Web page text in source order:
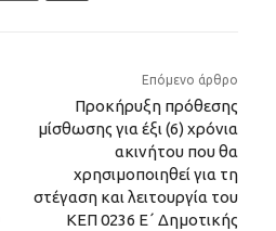
Επόμενο άρθρο
Προκήρυξη πρόθεσης
μίσθωσης για έξι (6) χρόνια
ακινήτου που θα
χρησιμοποιηθεί για τη
στέγαση και λειτουργία του
ΚΕΠ 0236 Ε΄ Δημοτικής